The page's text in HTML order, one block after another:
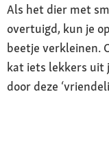
Als het dier met
overtuigd, kun je
beetje verkleinen.
kat iets lekkers uit
door deze